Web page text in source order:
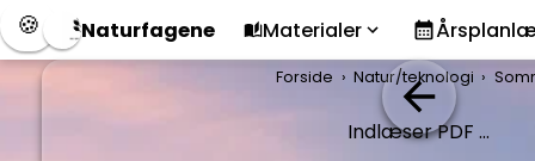
Naturfagene Materialer
Forside Natur/teknologi
Indlæser PDF ...
🍪